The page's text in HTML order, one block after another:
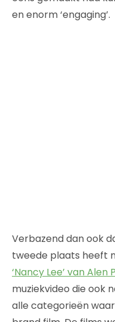
en enorm ‘engaging’.
Verbazend dan ook
tweede plaats heeft
‘Nancy Lee’ van Alen
muziekvideo die ook
alle categorieën